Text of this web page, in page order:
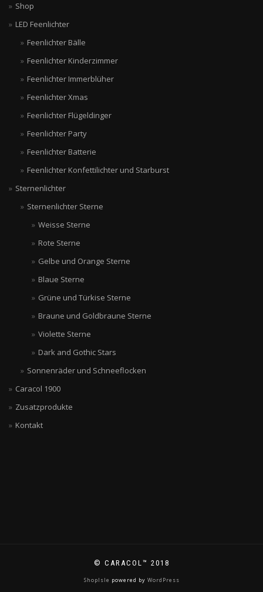
Shop
LED Feenlichter
Feenlichter Bälle
Feenlichter Kinderzimmer
Feenlichter Immerblüher
Feenlichter Xmas
Feenlichter Flügeldinger
Feenlichter Party
Feenlichter Batterie
Feenlichter Konfettilichter und Starburst
Sternenlichter
Sternenlichter Sterne
Weisse Sterne
Rote Sterne
Gelbe und Orange Sterne
Blaue Sterne
Grüne und Türkise Sterne
Braune und Goldbraune Sterne
Violette Sterne
Dark and Gothic Stars
Sonnenräder und Schneeflocken
Caracol 1900
Zusatzprodukte
Kontakt
© CARACOL™ 2018
ShopIsle powered by WordPress